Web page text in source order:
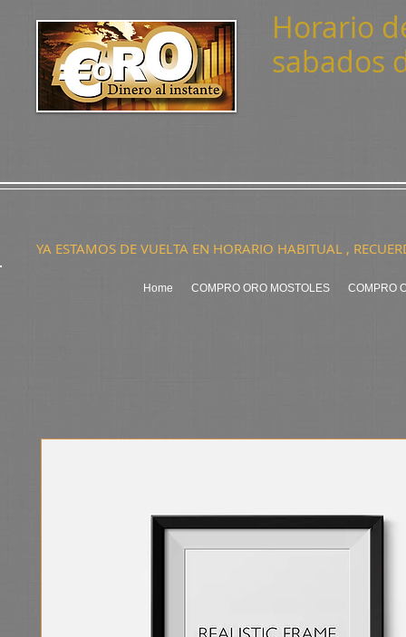
Horario
sabados
YA ESTAMOS DE VUELTA EN HORARIO HABITUAL ,
Home COMPRO ORO MOSTOLES COMPRO